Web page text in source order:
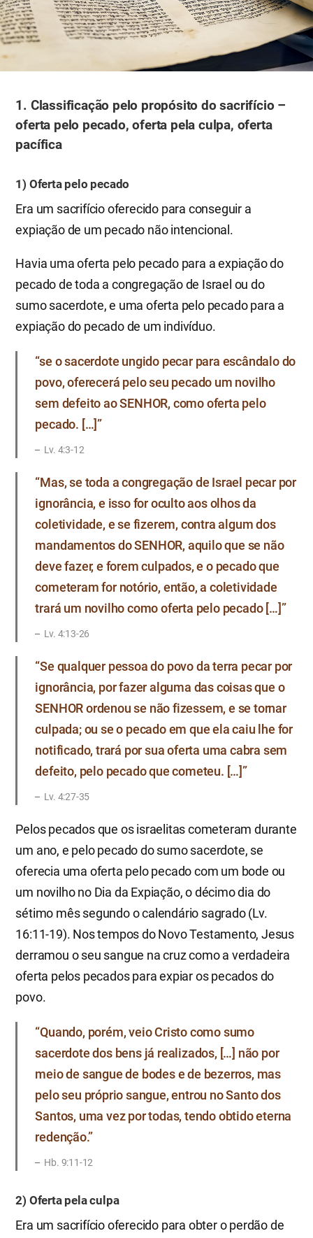
1. Classificação pelo propósito do sacrifício –
oferta pelo pecado, oferta pela culpa, oferta
pacífica
1) Oferta pelo pecado
Era um sacrifício oferecido para conseguir a
expiação de um pecado não intencional.
Havia uma oferta pelo pecado para a expiação do
pecado de toda a congregação de Israel ou do
sumo sacerdote, e uma oferta pelo pecado para a
expiação do pecado de um indivíduo.
“se o sacerdote ungido pecar para escândalo do
povo, oferecerá pelo seu pecado um novilho
sem defeito ao SENHOR, como oferta pelo
pecado. […]”
Lv. 4:3-12
“Mas, se toda a congregação de Israel pecar por
ignorância, e isso for oculto aos olhos da
coletividade, e se fizerem, contra algum dos
mandamentos do SENHOR, aquilo que se não
deve fazer, e forem culpados, e o pecado que
cometeram for notório, então, a coletividade
trará um novilho como oferta pelo pecado […]”
Lv. 4:13-26
“Se qualquer pessoa do povo da terra pecar por
ignorância, por fazer alguma das coisas que o
SENHOR ordenou se não fizessem, e se tornar
culpada; ou se o pecado em que ela caiu lhe for
notificado, trará por sua oferta uma cabra sem
defeito, pelo pecado que cometeu. […]”
Lv. 4:27-35
Pelos pecados que os israelitas cometeram durante
um ano, e pelo pecado do sumo sacerdote, se
oferecia uma oferta pelo pecado com um bode ou
um novilho no Dia da Expiação, o décimo dia do
sétimo mês segundo o calendário sagrado (Lv.
16:11-19). Nos tempos do Novo Testamento, Jesus
derramou o seu sangue na cruz como a verdadeira
oferta pelos pecados para expiar os pecados do
povo.
“Quando, porém, veio Cristo como sumo
sacerdote dos bens já realizados, […] não por
meio de sangue de bodes e de bezerros, mas
pelo seu próprio sangue, entrou no Santo dos
Santos, uma vez por todas, tendo obtido eterna
redenção.”
Hb. 9:11-12
2) Oferta pela culpa
Era um sacrifício oferecido para obter o perdão de